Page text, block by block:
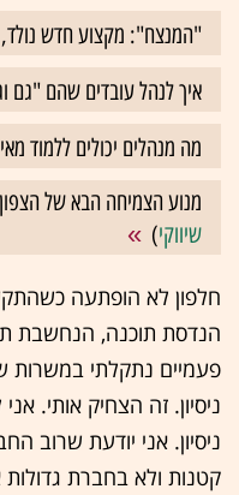
"המנצח": מקצוע חדש
איך לנהל עובדים שהם "גם
מה מנהלים יכולים ללמוד מאירועי 7
מנוע הצמיחה הבא של
שיווקי)
חלפון לא הופתעה
הנדסת תוכנה, הנחשבת
פעמיים נתקלתי במשרות
ניסיון. זה הצחיק אותי.
ניסיון. אני יודעת שרוב
קטנות ולא בחברת גדולות